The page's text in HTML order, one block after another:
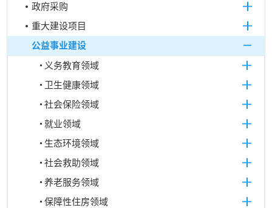
政府采购
重大建设项目
公益事业建设
义务教育领域
卫生健康领域
社会保险领域
就业领域
生态环境领域
社会救助领域
养老服务领域
保障性住房领域